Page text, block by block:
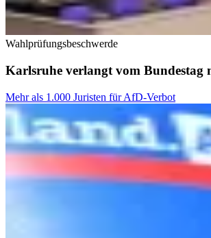
Wahlprüfungsbeschwerde
Karlsruhe verlangt vom Bundestag
Mehr als 1.000 Juristen für AfD-Verbot